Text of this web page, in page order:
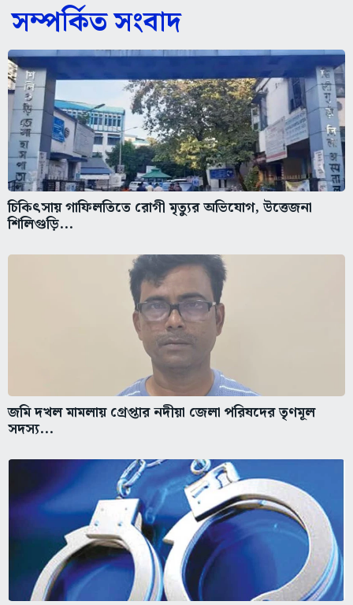
সম্পর্কিত সংবাদ
চিকিৎসায় গাফিলতিতে রোগী মৃত্যুর অভিযোগ, উত্তেজনা
শিলিগুড়ি...
জমি দখল মামলায় গ্রেপ্তার নদীয়া জেলা পরিষদের তৃণমূল
সদস্য...